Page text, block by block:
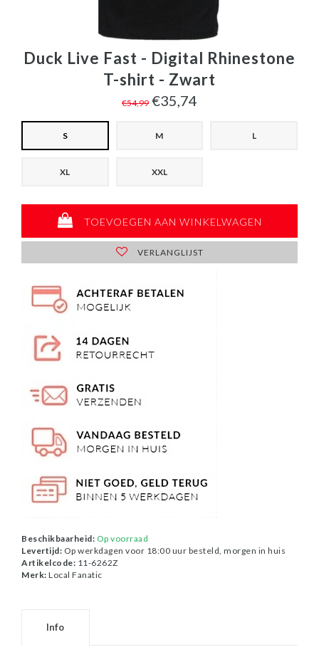
Duck Live Fast - Digital Rhinestone
T-shirt - Zwart
€54,99 €35,74
S M L
XL XXL
TOEVOEGEN AAN WINKELWAGEN
VERLANGLIJST
Beschikbaarheid: Op voorraad
Levertijd: Op werkdagen voor 18:00 uur besteld, morgen in huis
Artikelcode: 11-6262Z
Merk: Local Fanatic
Info